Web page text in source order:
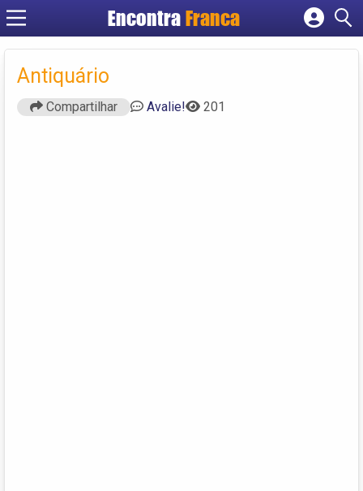
Encontra Franca
Cadastrar empresa
Antiquário
Compartilhar Avalie! 201